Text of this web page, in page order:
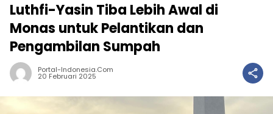
Luthfi-Yasin Tiba Lebih Awal di
Monas untuk Pelantikan dan
Pengambilan Sumpah
Portal-Indonesia.com
20 Februari 2025